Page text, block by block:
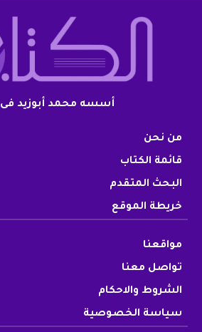
أسسه محمد أبوزيد فى 2007
من نحن
قائمة الكتاب
البحث المتقدم
خريطة الموقع
مواقعنا
تواصل معنا
الشروط والاحكام
سياسة الخصوصية